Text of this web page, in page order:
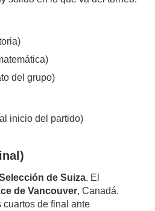
del grupo)
inicio del partido)
de Suiza. El
de Vancouver, Canadá.
cuartos de final ante